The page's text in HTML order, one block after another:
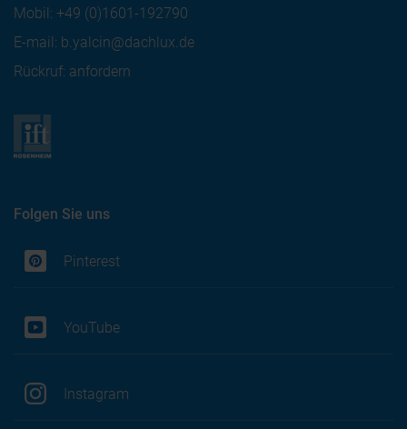
Mobil: +49 (0)1601-192790
E-mail: b.yalcin@dachlux.de
Rückruf: anfordern
Folgen Sie uns
Pinterest
YouTube
Instagram